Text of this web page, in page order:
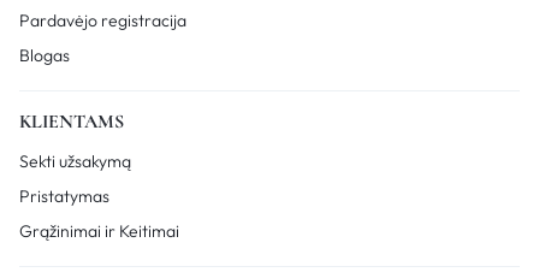
Pardavėjo registracija
Blogas
KLIENTAMS
Sekti užsakymą
Pristatymas
Grąžinimai ir Keitimai